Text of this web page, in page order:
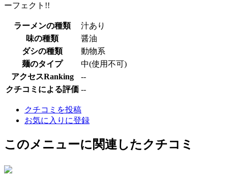
ーフェクト!!
ラーメンの種類
汁あり
味の種類
醤油
ダシの種類
動物系
麺のタイプ
中(使用不可)
アクセスRanking
--
クチコミによる評価 --
クチコミを投稿
お気に入りに登録
このメニューに関連したクチコミ